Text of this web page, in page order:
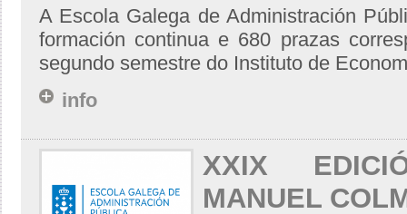
A Escola Galega de Administración
formación continua e 680 prazas
segundo semestre do Instituto de
info
XXIX
MANUEL